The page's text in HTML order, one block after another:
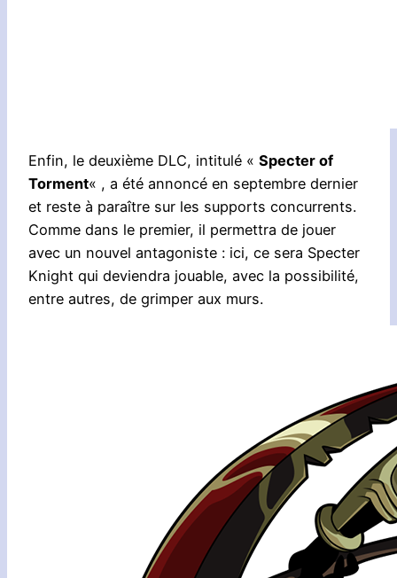
Enfin, le deuxième DLC, intitulé « Specter of
Torment« , a été annoncé en septembre dernier
et reste à paraître sur les supports concurrents.
Comme dans le premier, il permettra de jouer
avec un nouvel antagoniste : ici, ce sera Specter
Knight qui deviendra jouable, avec la possibilité,
entre autres, de grimper aux murs.